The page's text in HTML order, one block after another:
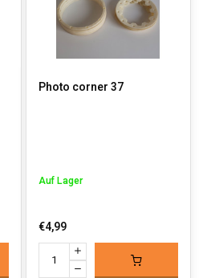
Photo corner 37
Auf Lager
€4,99